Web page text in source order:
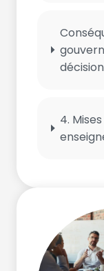
décision
4.